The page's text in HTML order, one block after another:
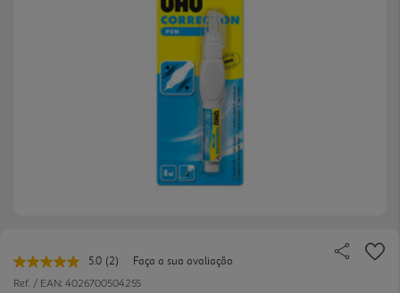
5.0 Leu
2
(2)
Faça a sua avaliação
Ref. / EAN: 4026700504255